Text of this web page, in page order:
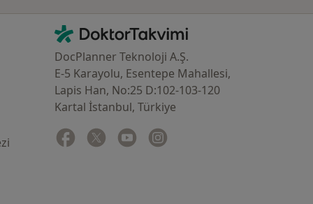
İletişim
DoktorTakvimi - Ana Sayfa
DocPlanner Teknoloji A.Ş.
E-5 Karayolu, Esentepe Mahallesi,
Lapis Han, No:25 D:102-103-120
Kartal İstanbul, Türkiye
Facebook
yeni bir sekmede açılır
Twitter
yeni bir sekmede açılır
Youtube
yeni bir sekmede açılır